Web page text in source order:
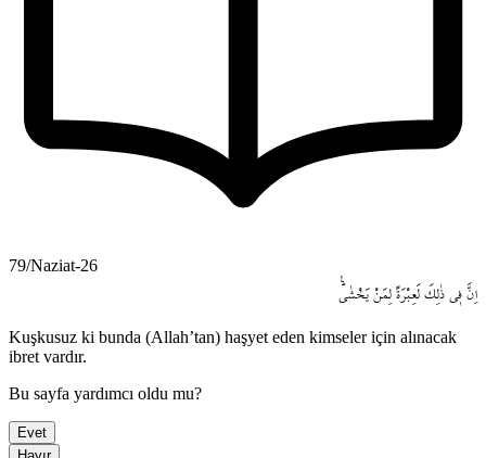
79/Naziat-26
اِنَّ ف۪ي ذٰلِكَ لَعِبْرَةً لِمَنْ يَخْشٰىۜ۟
Kuşkusuz ki bunda (Allah’tan) haşyet eden kimseler için alınacak
ibret vardır.
Bu sayfa yardımcı oldu mu?
Evet